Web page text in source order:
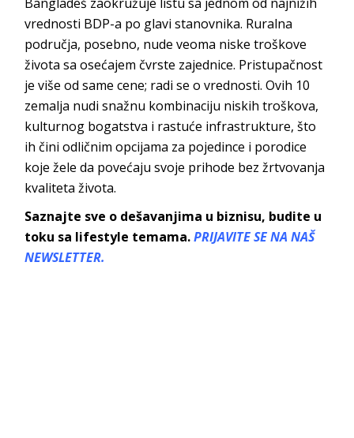
vrednosti BDP-a po glavi stanovnika. Ruralna
područja, posebno, nude veoma niske troškove
života sa osećajem čvrste zajednice. Pristupačnost
je više od same cene; radi se o vrednosti. Ovih 10
zemalja nudi snažnu kombinaciju niskih troškova,
kulturnog bogatstva i rastuće infrastrukture, što
ih čini odličnim opcijama za pojedince i porodice
koje žele da povećaju svoje prihode bez žrtvovanja
kvaliteta života.
Saznajte sve o dešavanjima u biznisu, budite u
toku sa lifestyle temama.PRIJAVITE SE NA NAŠ
NEWSLETTER.